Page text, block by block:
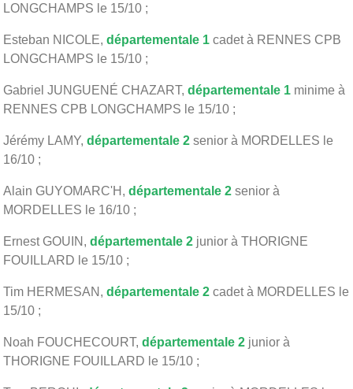
LONGCHAMPS le 15/10 ;
Esteban NICOLE, départementale 1 cadet à RENNES CPB
LONGCHAMPS le 15/10 ;
Gabriel JUNGUENÉ CHAZART, départementale 1 minime à
RENNES CPB LONGCHAMPS le 15/10 ;
Jérémy LAMY, départementale 2 senior à MORDELLES le
16/10 ;
Alain GUYOMARC'H, départementale 2 senior à
MORDELLES le 16/10 ;
Ernest GOUIN, départementale 2 junior à THORIGNE
FOUILLARD le 15/10 ;
Tim HERMESAN, départementale 2 cadet à MORDELLES le
15/10 ;
Noah FOUCHECOURT, départementale 2 junior à
THORIGNE FOUILLARD le 15/10 ;